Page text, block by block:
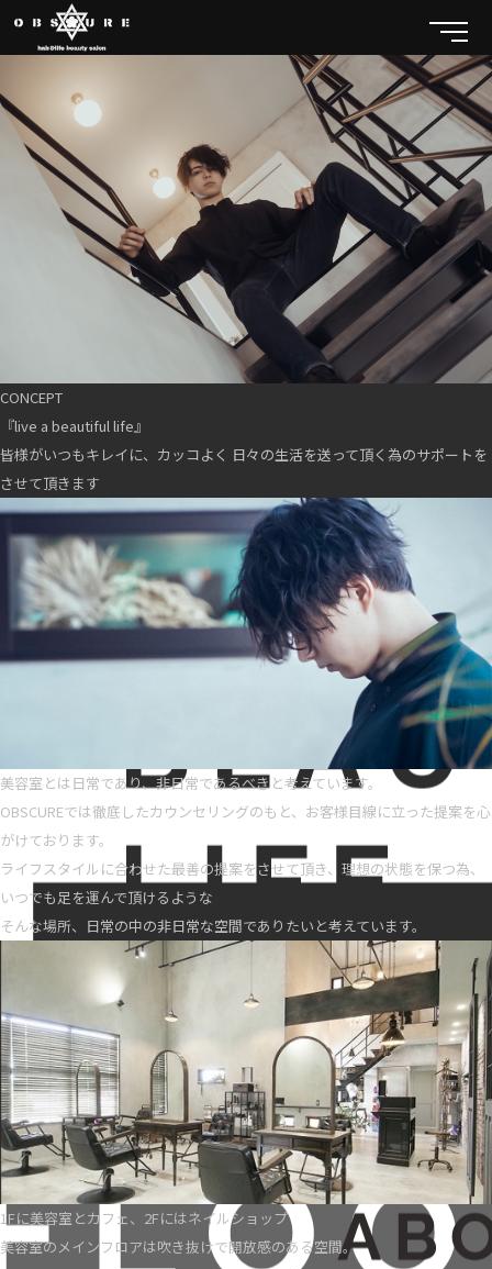
CONCEPT
『live a beautiful life』
皆様がいつもキレイに、カッコよく 日々の生活を送って頂く為のサポートを
させて頂きます
美容室とは日常であり、非日常であるべきと考えています。
OBSCUREでは徹底したカウンセリングのもと、お客様目線に立った提案を心
がけております。
ライフスタイルに合わせた最善の提案をさせて頂き、理想の状態を保つ為、
いつでも足を運んで頂けるような
そんな場所、日常の中の非日常な空間でありたいと考えています。
1Fに美容室とカフェ、2Fにはネイルショップ
美容室のメインフロアは吹き抜けで開放感のある空間。